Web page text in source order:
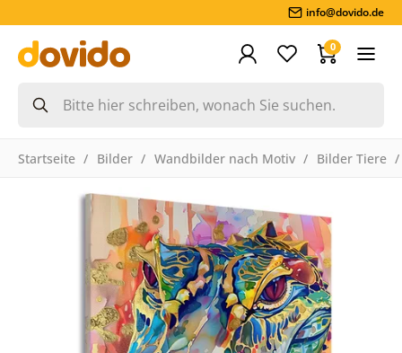
info@dovido.de
0
Startseite Bilder Wandbilder nach Motiv Bilder Tiere